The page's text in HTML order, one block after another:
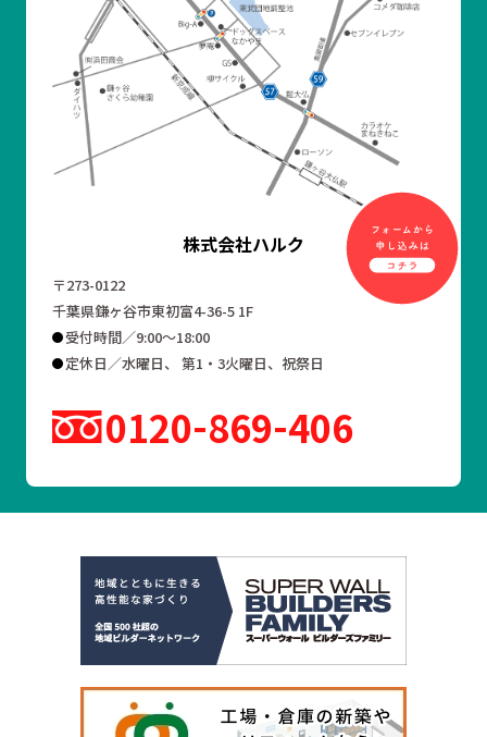
株式会社ハルク
〒273-0122
千葉県鎌ヶ谷市東初富4-36-5 1F
受付時間／9:00～18:00
定休日／水曜日、 第1・3火曜日、祝祭日
0120 869 406